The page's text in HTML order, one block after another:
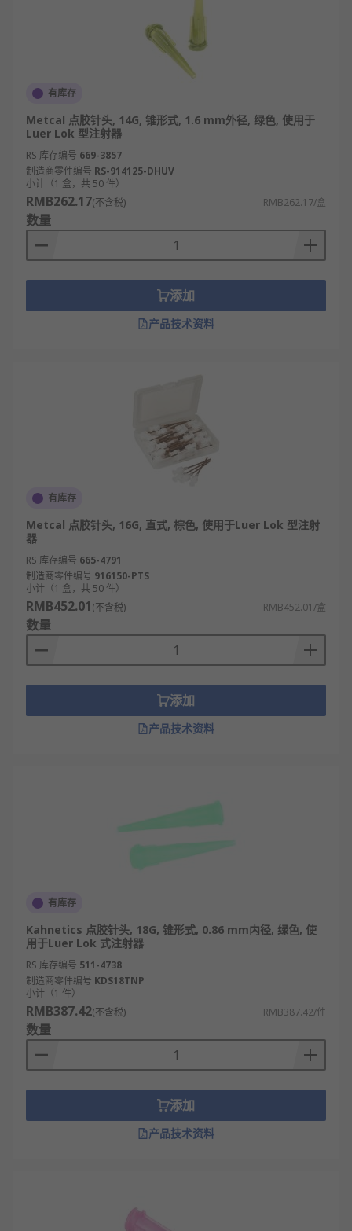
电子制造领域：超细不锈钢针头用于芯片、传
感器点胶（固定、绝缘），斜口针头用于电路
板边缘密封，保障电子元件稳定性与防水性
汽车零部件领域：大口径不锈钢针头用于汽车
灯具密封、发动机部件粘合，适配高粘度密封
胶，满足汽车工业高强度、高耐用性需求。
医疗器械领域：一次性塑料针头用于医用导管
粘合、疫苗封装，材质卫生、无污染，适配易
敏感流体，符合医疗行业无菌标准。
饰品加工领域：平口针头用于珠宝、饰品表面
粘胶（如钻石镶嵌、树脂饰品成型），胶量控
制精准，避免胶水外溢影响外观美观度。
显示屏制造领域：尖嘴针头用于显示屏背光模
组点胶、边框固定，出胶量小且形态稳定，确
保显示屏无漏光、无气泡，提升显示效果。
LED 封装领域：超细口径针头用于 LED 芯片封
装点胶（荧光胶），纳升级胶量控制，确保荧
光层均匀，提升 LED 发光效率与寿命。
玩具与日用品领域：塑料针头用于玩具拼接处
低、易替换，适配批量生产且保障产品安全
如何选择合适的点胶针头
按应用领域定核心需求：电子 / LED 领域优先
“胶量控制精准”（纳升级），选超细口径尖嘴不
锈钢针头；医疗领域以 “无菌防污染” 为核心，
选一次性食品级塑料针头；汽车领域侧重 “耐磨
耐高粘”，选大口径不锈钢针头，确保需求与领
域特性匹配。
胶）选塑料针头（防腐蚀、无析出）；避免材
质与流体反应，保障点胶稳定性。
按胶量需求定口径：纳升级精密点胶（芯片、
LED 封装）选 0.1-0.3mm 超细口径；毫米级常
大面积施胶（汽车部件、光伏组件）选 2-5mm
大口径，拒绝口径与胶量错配导致浪费或精度
不足。
据施胶形态选针尖形状：微型点胶（芯片固
定、传感器粘合）选尖嘴针尖（出胶集中）；
边缘 / 缝隙施胶（电路板密封、外壳拼接）选斜
口针尖（线性出胶）；平面涂胶（饰品粘胶、
导管固定）选平口针尖（出胶均匀），确保形
态适配场景。
内部元件、深腔零件）选 30-50mm 加长型针
头；手持微调场景（饰品加工、手工点胶）选
短针管款；常规平面点胶用标准长度针管，避
比高）；医疗 / 无菌场景（医疗器械、食品包
有库存
Metcal 点胶针头, 14G, 锥形式, 1.6 mm外径, 绿色, 使用于
Luer Lok 型注射器
RS 库存编号 669-3857
制造商零件编号 RS-914125-DHUV
小计（1 盒，共 50 件）
RMB262.17(不含税) RMB262.17/盒
数量
添加
产品技术资料
有库存
Metcal 点胶针头, 16G, 直式, 棕色, 使用于Luer Lok 型注射
器
RS 库存编号 665-4791
制造商零件编号 916150-PTS
小计（1 盒，共 50 件）
RMB452.01(不含税) RMB452.01/盒
数量
添加
产品技术资料
有库存
Kahnetics 点胶针头, 18G, 锥形式, 0.86 mm内径, 绿色, 使
用于Luer Lok 式注射器
RS 库存编号 511-4738
制造商零件编号 KDS18TNP
小计（1 件）
RMB387.42(不含税) RMB387.42/件
数量
添加
产品技术资料